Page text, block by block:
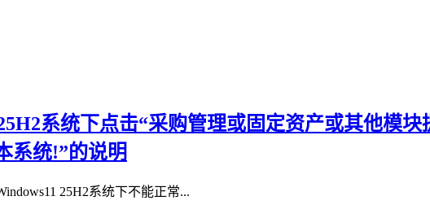
系统下点击“采购管理或固定资产或其他模
系统!”的说明
25H2系统下不能正常...